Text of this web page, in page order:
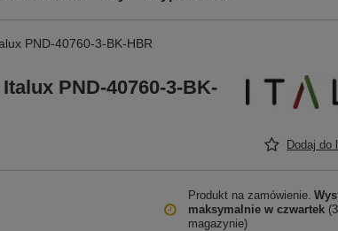
PND-40760-3-BK-HBR
PND-40760-3-BK-
Dodaj do
Produkt na zamówienie
maksymalnie w czwartek
magazynie)